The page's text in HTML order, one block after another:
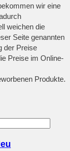
wir eine
weichen die
Seite genannten
der Preise
Preise im Online-
Produkte.